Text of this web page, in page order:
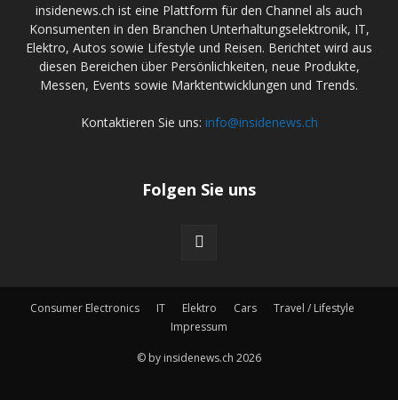
insidenews.ch ist eine Plattform für den Channel als auch
Konsumenten in den Branchen Unterhaltungselektronik, IT,
Elektro, Autos sowie Lifestyle und Reisen. Berichtet wird aus
diesen Bereichen über Persönlichkeiten, neue Produkte,
Messen, Events sowie Marktentwicklungen und Trends.
Kontaktieren Sie uns: info@insidenews.ch
Folgen Sie uns
Consumer Electronics IT Elektro Cars
Travel / Lifestyle
Impressum
© by insidenews.ch 2026